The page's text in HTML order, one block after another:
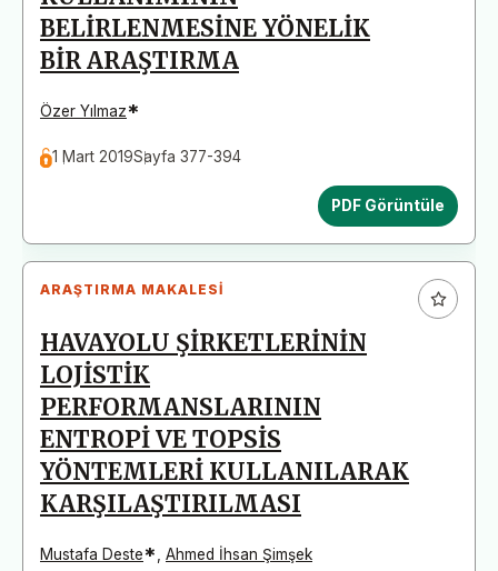
BELİRLENMESİNE YÖNELİK
BİR ARAŞTIRMA
Özer Yılmaz*
1 Mart 2019Sayfa 377-394
PDF Görüntüle
ARAŞTIRMA MAKALESI
HAVAYOLU ŞİRKETLERİNİN
LOJİSTİK
PERFORMANSLARININ
ENTROPİ VE TOPSİS
YÖNTEMLERİ KULLANILARAK
KARŞILAŞTIRILMASI
Mustafa Deste*, Ahmed İhsan Şimşek